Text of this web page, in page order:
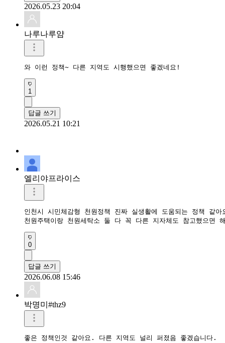
2026.05.23 20:04
나루나루얌
와 이런 정책~ 다른 지역도 시행했으면 좋겠네요!
1
답글 쓰기
2026.05.21 10:21
엘리야프라이스
인천시 시민체감형 천원정책 진짜 실생활에 도움되는 정책
천원주택이랑 천원세탁소 둘 다 꼭 다른 지자체도 참고했으
0
답글 쓰기
2026.06.08 15:46
박명미#thz9
좋은 정책인것 같아요. 다른 지역도 널리 퍼졌음 좋겠습니다.